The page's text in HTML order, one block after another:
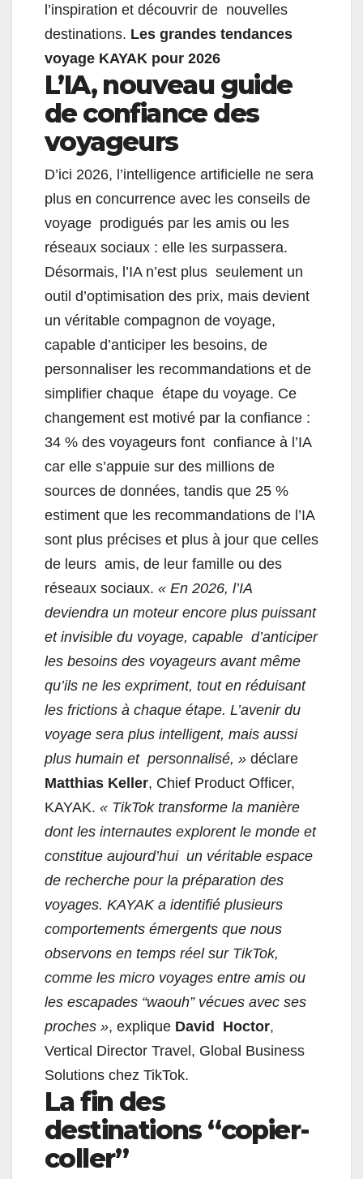
l’inspiration et découvrir de nouvelles
destinations. Les grandes tendances
voyage KAYAK pour 2026
L’IA, nouveau guide
de confiance des
voyageurs
D’ici 2026, l’intelligence artificielle ne sera
plus en concurrence avec les conseils de
voyage prodigués par les amis ou les
réseaux sociaux : elle les surpassera.
Désormais, l’IA n’est plus seulement un
outil d’optimisation des prix, mais devient
un véritable compagnon de voyage,
capable d’anticiper les besoins, de
personnaliser les recommandations et de
simplifier chaque étape du voyage. Ce
changement est motivé par la confiance :
34 % des voyageurs font confiance à l’IA
car elle s’appuie sur des millions de
sources de données, tandis que 25 %
estiment que les recommandations de l’IA
sont plus précises et plus à jour que celles
de leurs amis, de leur famille ou des
réseaux sociaux. « En 2026, l’IA
deviendra un moteur encore plus puissant
et invisible du voyage, capable d’anticiper
les besoins des voyageurs avant même
qu’ils ne les expriment, tout en réduisant
les frictions à chaque étape. L’avenir du
voyage sera plus intelligent, mais aussi
plus humain et personnalisé, » déclare
Matthias Keller, Chief Product Officer,
KAYAK. « TikTok transforme la manière
dont les internautes explorent le monde et
constitue aujourd’hui un véritable espace
de recherche pour la préparation des
voyages. KAYAK a identifié plusieurs
comportements émergents que nous
observons en temps réel sur TikTok,
comme les micro voyages entre amis ou
les escapades “waouh” vécues avec ses
proches », explique David Hoctor,
Vertical Director Travel, Global Business
Solutions chez TikTok.
La fin des
destinations “copier-
coller”